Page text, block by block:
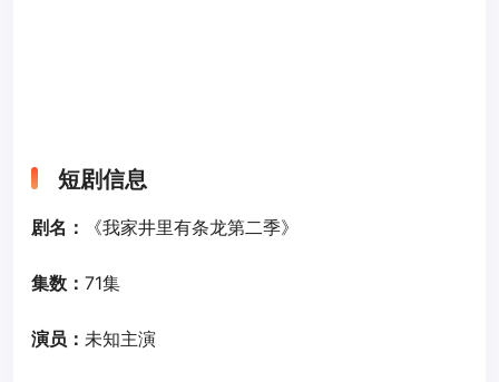
短剧信息
剧名： 《我家井里有条龙第二季》
集数： 71集
演员： 未知主演